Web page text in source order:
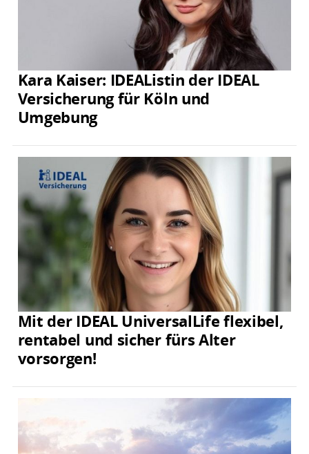
Kara Kaiser: IDEAListin der IDEAL
Versicherung für Köln und
Umgebung
Mit der IDEAL UniversalLife flexibel,
rentabel und sicher fürs Alter
vorsorgen!